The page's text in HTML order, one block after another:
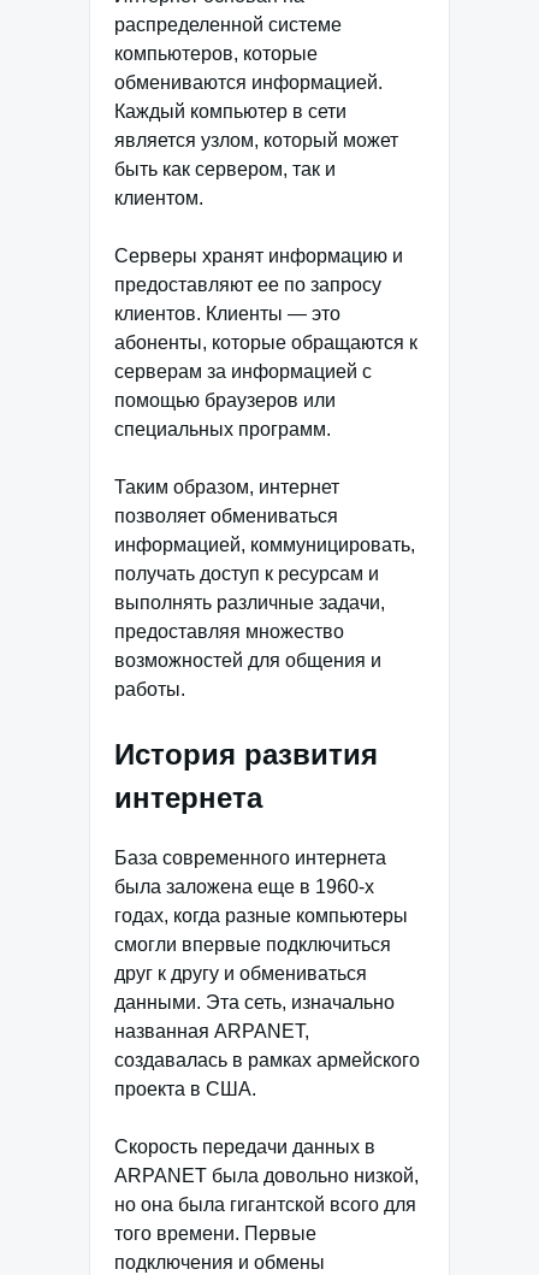
распределенной системе
компьютеров, которые
обмениваются информацией.
Каждый компьютер в сети
является узлом, который может
быть как сервером, так и
клиентом.
Серверы хранят информацию и
предоставляют ее по запросу
клиентов. Клиенты — это
абоненты, которые обращаются к
серверам за информацией с
помощью браузеров или
специальных программ.
Таким образом, интернет
позволяет обмениваться
информацией, коммуницировать,
получать доступ к ресурсам и
выполнять различные задачи,
предоставляя множество
возможностей для общения и
работы.
История развития
интернета
База современного интернета
была заложена еще в 1960-х
годах, когда разные компьютеры
смогли впервые подключиться
друг к другу и обмениваться
данными. Эта сеть, изначально
названная ARPANET,
создавалась в рамках армейского
проекта в США.
Скорость передачи данных в
ARPANET была довольно низкой,
но она была гигантской всого для
того времени. Первые
подключения и обмены